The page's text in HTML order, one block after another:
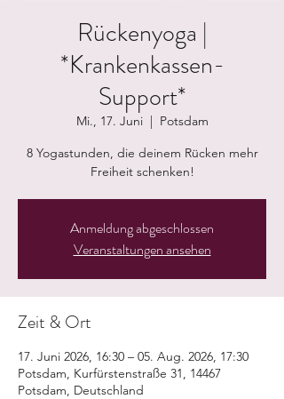
Rückenyoga |
*Krankenkassen-
Support*
Mi., 17. Juni
  |
Potsdam
8 Yogastunden, die deinem Rücken mehr
Freiheit schenken!
Anmeldung abgeschlossen
Veranstaltungen ansehen
Zeit & Ort
17. Juni 2026, 16:30 – 05. Aug. 2026, 17:30
Potsdam, Kurfürstenstraße 31, 14467
Potsdam, Deutschland